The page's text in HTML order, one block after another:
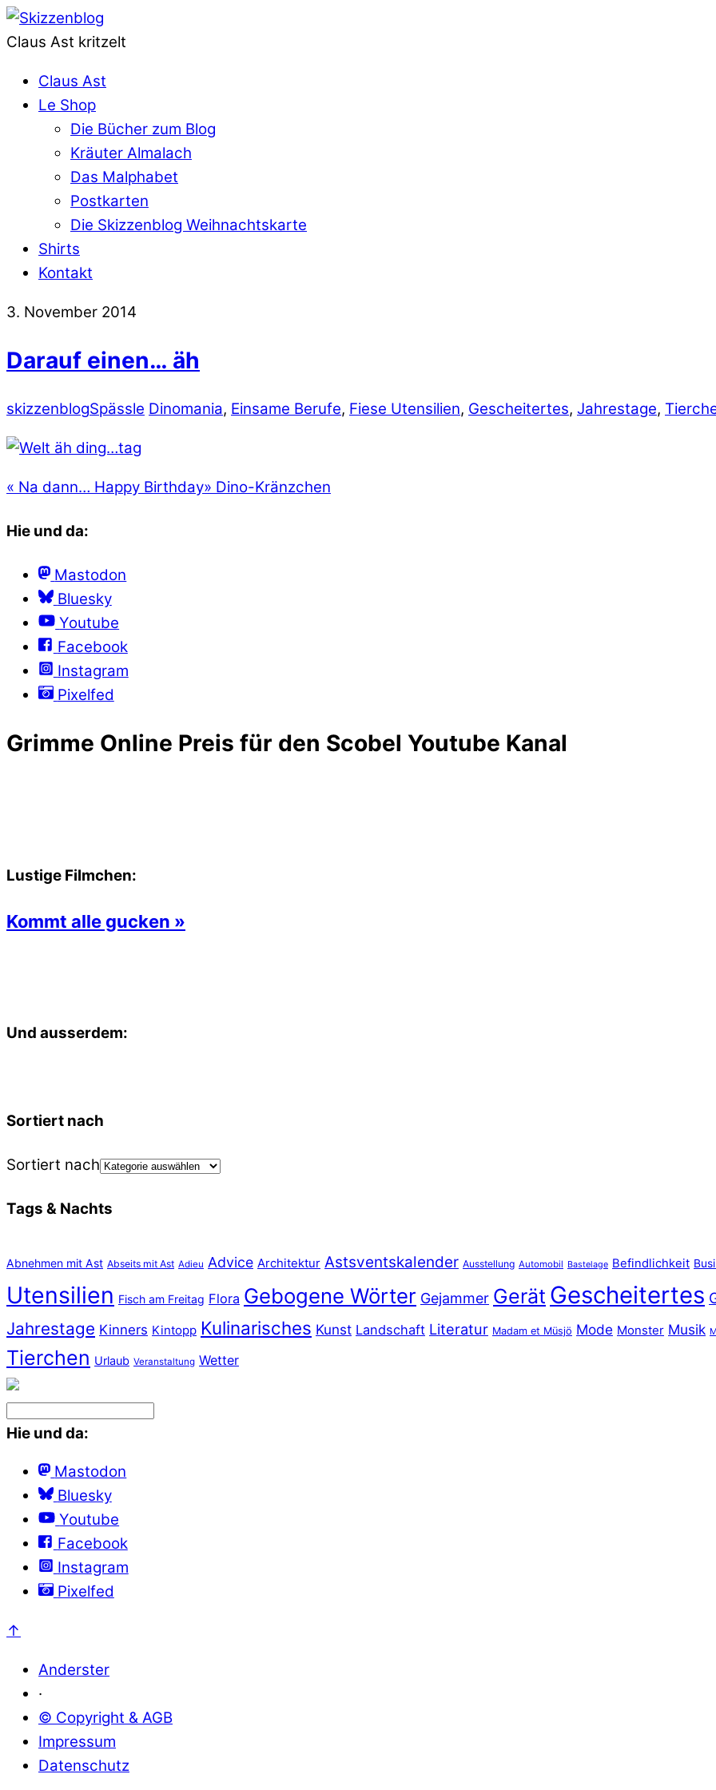
Claus Ast kritzelt
Claus Ast
Le Shop
Die Bücher zum Blog
Kräuter Almalach
Das Malphabet
Postkarten
Die Skizzenblog Weihnachtskarte
Shirts
Kontakt
3. November 2014
Darauf einen… äh
skizzenblogSpässle Dinomania, Einsame Berufe, Fiese Utensilien, Gescheitertes, Jahrestage,
« Na dann… Happy Birthday» Dino-Kränzchen
Hie und da:
Mastodon
Bluesky
Youtube
Facebook
Instagram
Pixelfed
Grimme Online Preis für den Scobel Youtube Kanal
Lustige Filmchen:
Kommt alle gucken »
Und ausserdem:
Sortiert nach
Sortiert nach
Tags & Nachts
Abnehmen mit Ast Abseits mit Ast Adieu Advice Architektur Astsventskalender Ausstellung Automobil Bastelage Befindlichkeit
Utensilien Fisch am Freitag Flora Gebogene Wörter Gejammer Gerät Gescheitertes
Jahrestage Kinners Kintopp Kulinarisches Kunst Landschaft Literatur Madam et Müsjö Mode Monster Musik
Tierchen Urlaub Veranstaltung Wetter
Hie und da:
Mastodon
Bluesky
Youtube
Facebook
Instagram
Pixelfed
↑
Anderster
·
© Copyright & AGB
Impressum
Datenschutz